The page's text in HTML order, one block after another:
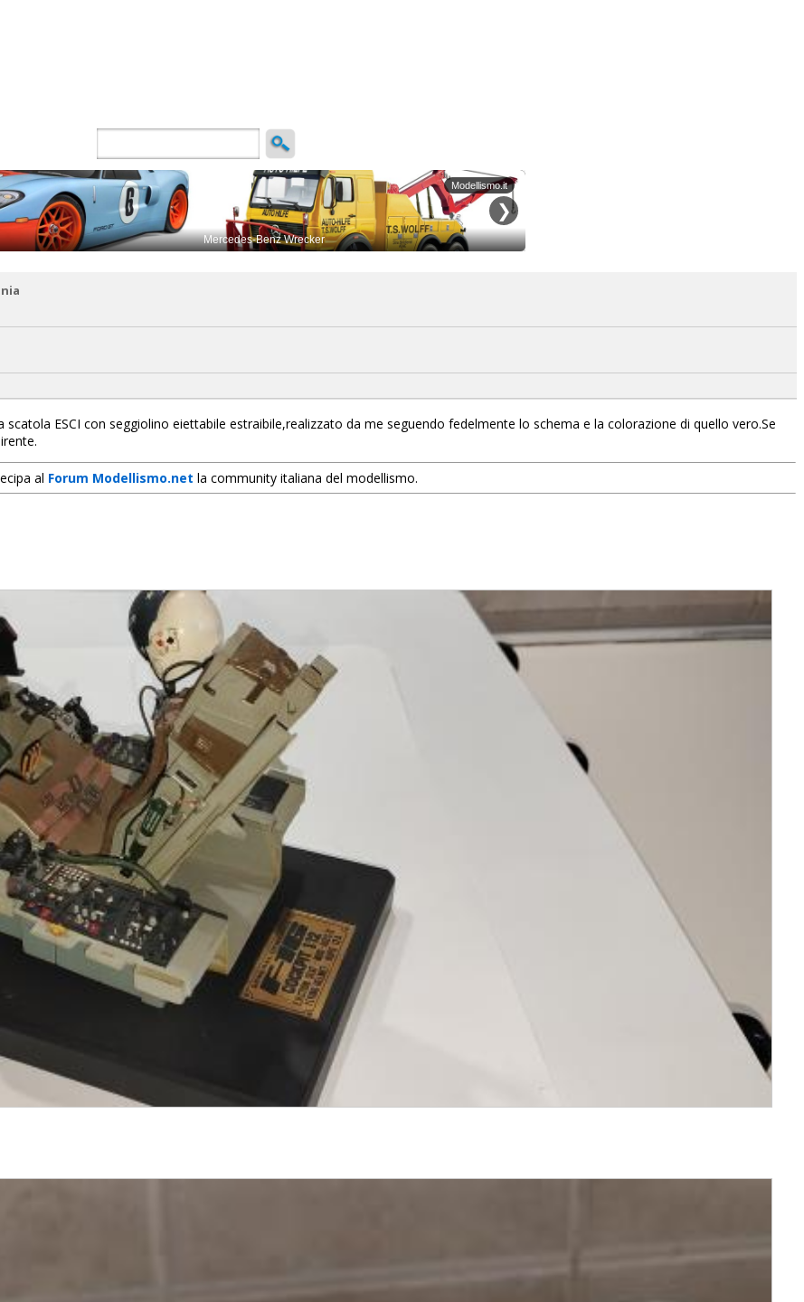
ESCI con seggiolino eiettabile estraibile,realizzato da me seguendo fedelmente lo schema e la colorazione di quello vero.Se
al Forum Modellismo.net la community italiana del modellismo.